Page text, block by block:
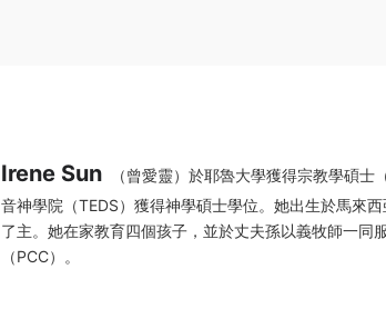
Irene Sun
（曾愛靈）於耶魯大學獲得宗教學碩士
音神學院（TEDS）獲得神學碩士學位。她出生於馬來
了主。她在家教育四個孩子，並於丈夫孫以義牧師一同
（PCC）。